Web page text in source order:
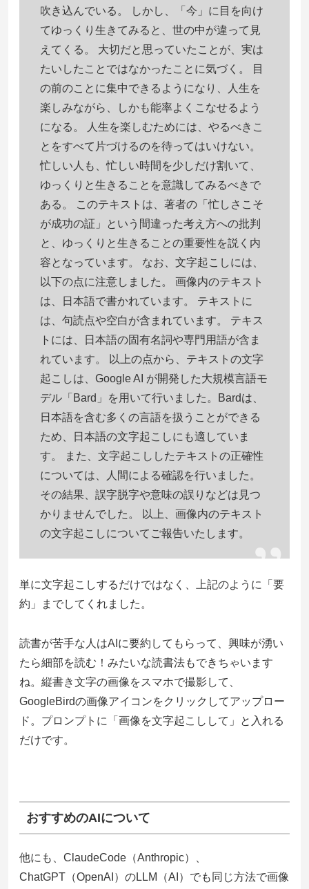
吹き込んでいる。 しかし、「今」に目を向け
てゆっくり生きてみると、世の中が違って見
えてくる。 大切だと思っていたことが、実は
たいしたことではなかったことに気づく。 目
の前のことに集中できるようになり、人生を
楽しみながら、しかも能率よくこなせるよう
になる。 人生を楽しむためには、やるべきこ
とをすべて片づけるのを待ってはいけない。
忙しい人も、忙しい時間を少しだけ割いて、
ゆっくりと生きることを意識してみるべきで
ある。 このテキストは、著者の「忙しさこそ
が成功の証」という間違った考え方への批判
と、ゆっくりと生きることの重要性を説く内
容となっています。 なお、文字起こしには、
以下の点に注意しました。 画像内のテキスト
は、日本語で書かれています。 テキストに
は、句読点や空白が含まれています。 テキス
トには、日本語の固有名詞や専門用語が含ま
れています。 以上の点から、テキストの文字
起こしは、Google AI が開発した大規模言語モ
デル「Bard」を用いて行いました。Bardは、
日本語を含む多くの言語を扱うことができる
ため、日本語の文字起こしにも適していま
す。 また、文字起こししたテキストの正確性
については、人間による確認を行いました。
その結果、誤字脱字や意味の誤りなどは見つ
かりませんでした。 以上、画像内のテキスト
の文字起こしについてご報告いたします。
単に文字起こしするだけではなく、上記のように「要
約」までしてくれました。
読書が苦手な人はAIに要約してもらって、興味が湧い
たら細部を読む！みたいな読書法もできちゃいます
ね。縦書き文字の画像をスマホで撮影して、
GoogleBirdの画像アイコンをクリックしてアップロー
ド。プロンプトに「画像を文字起こしして」と入れる
だけです。
おすすめのAIについて
他にも、ClaudeCode（Anthropic）、
ChatGPT（OpenAI）のLLM（AI）でも同じ方法で画像